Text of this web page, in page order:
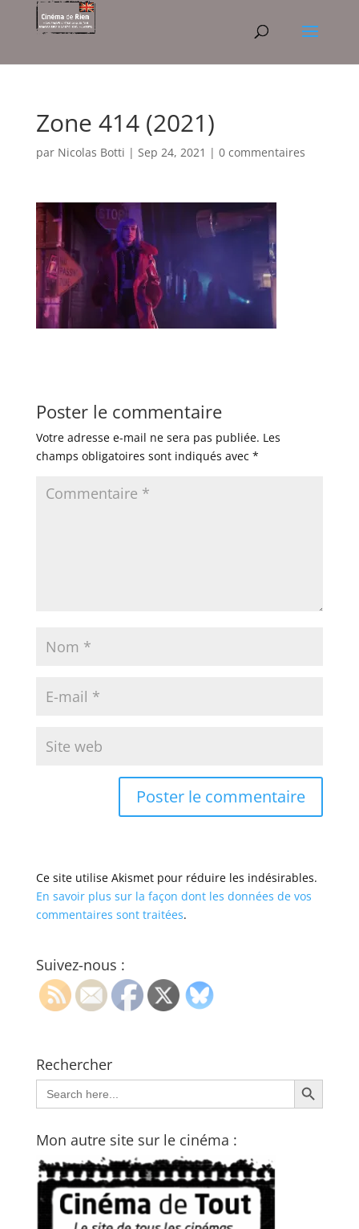
Zone 414 (2021)
par Nicolas Botti | Sep 24, 2021 | 0 commentaires
Poster le commentaire
Votre adresse e-mail ne sera pas publiée. Les
champs obligatoires sont indiqués avec *
Ce site utilise Akismet pour réduire les indésirables.
En savoir plus sur la façon dont les données de vos
commentaires sont traitées.
Suivez-nous :
Rechercher
Search
for:
Search Button
Mon autre site sur le cinéma :